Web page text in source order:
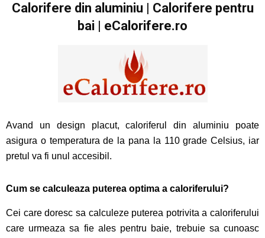
Calorifere din aluminiu | Calorifere pentru
bai | eCalorifere.ro
Avand un design placut, caloriferul din aluminiu poate
asigura o temperatura de la pana la 110 grade Celsius, iar
pretul va fi unul accesibil.
Cum se calculeaza puterea optima a caloriferului?
Cei care doresc sa calculeze puterea potrivita a caloriferului
care urmeaza sa fie ales pentru baie, trebuie sa cunoasc